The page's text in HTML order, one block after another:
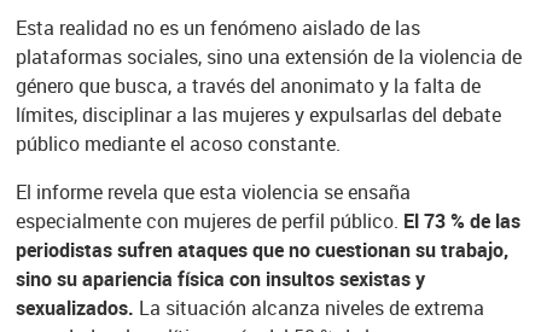
Esta realidad no es un fenómeno aislado de las
plataformas sociales, sino una extensión de la violencia de
género que busca, a través del anonimato y la falta de
límites, disciplinar a las mujeres y expulsarlas del debate
público mediante el acoso constante.
El informe revela que esta violencia se ensaña
especialmente con mujeres de perfil público. El 73 % de las
periodistas sufren ataques que no cuestionan su trabajo,
sino su apariencia física con insultos sexistas y
sexualizados. La situación alcanza niveles de extrema